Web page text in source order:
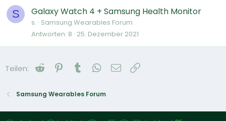
S Galaxy Watch 4 + Samsung Health Monitor
s. Samsung Wearables Forum
Antworten 8 25. Dezember 2021
Teilen: Reddit Pinterest
Tumblr WhatsApp
E-Mail
Samsung Wearables Forum